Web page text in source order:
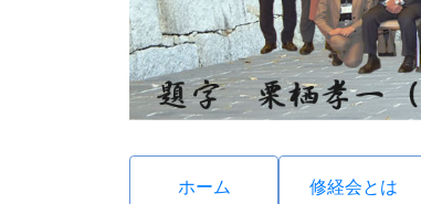
ホーム 修経会とは